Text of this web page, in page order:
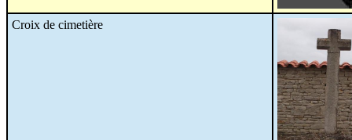
Croix de cimetière